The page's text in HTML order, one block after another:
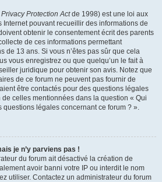
Protection Actde 1998) est une loi aux
Internet pouvant recueillir des informations de
obtenir le consentement écrit des parents
de ces informations permettant
de 13 ans. Si vous n’êtes pas sûr que cela
vous enregistrez ou que quelqu’un le fait à
juridique pour obtenir son avis. Notez que
de ce forum ne peuvent pas fournir de
être contactés pour des questions légales
de celles mentionnées dans la question « Qui
questions légales concernant ce forum ? ».
je n’y parviens pas !
du forum ait désactivé la création de
avoir banni votre IP ou interdit le nom
utiliser. Contactez un administrateur du forum